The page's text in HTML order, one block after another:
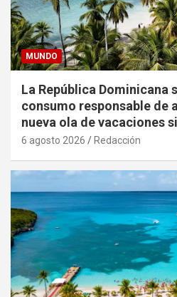
MUNDO
La República Dominicana
consumo responsable de
nueva ola de vacaciones
6 agosto 2026 Redacción